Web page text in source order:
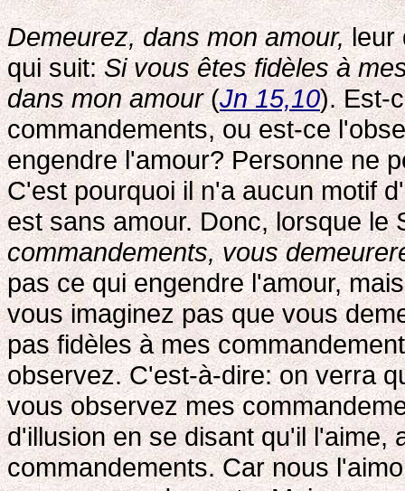
Demeurez, dans mon amour,leur
qui suit:Si vous êtes fidèles à
dans mon amour(Jn 15,10). Est-
commandements, ou est-ce
engendre l'amour? Personne ne
C'est pourquoi il n'a aucun motif
est sans amour. Donc, lorsque le
commandements, vous
pas ce qui engendre l'amour,
vous imaginez pas que vous
pas fidèles à mes
observez. C'est-à-dire: on verra
vous observez mes
d'illusion en se disant qu'il l'aime,
commandements. Car nous